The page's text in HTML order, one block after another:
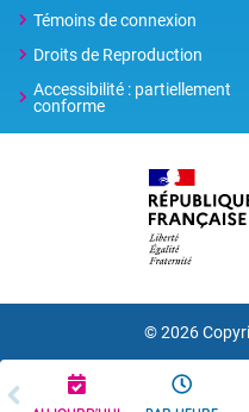
Témoins de connexion
Droits de Reproduction
Accessibilité : partiellement
conforme
© 2026